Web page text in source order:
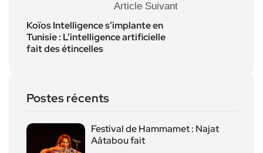
Article Suivant
Koïos Intelligence s’implante en
Tunisie : L’intelligence artificielle
fait des étincelles
Postes récents
Festival de Hammamet : Najat
Aâtabou fait